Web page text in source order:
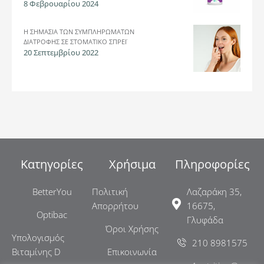
8 Φεβρουαρίου 2024
Η ΣΗΜΑΣΊΑ ΤΩΝ ΣΥΜΠΛΗΡΩΜΆΤΩΝ
ΔΙΑΤΡΟΦΉΣ ΣΕ ΣΤΟΜΑΤΙΚΌ ΣΠΡΈΙ
20 Σεπτεμβρίου 2022
Κατηγορίες
BetterYou
Optibac
Υπολογισμός
Βιταμίνης D
Χρήσιμα
Πολιτική
Απορρήτου
Όροι Χρήσης
Επικοινωνία
Πληροφορίες
Λαζαράκη 35,
16675,
Γλυφάδα
210 8981575